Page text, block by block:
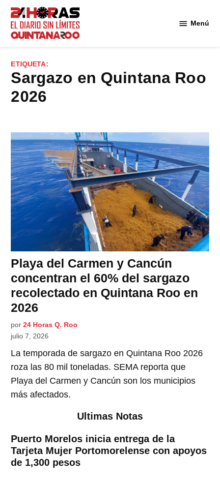
Saltar
contenido
Menú
ETIQUETA:
Sargazo en Quintana Roo
2026
Playa del Carmen y Cancún
concentran el 60% del sargazo
recolectado en Quintana Roo en
2026
por 24 Horas Q. Roo
julio 7, 2026
La temporada de sargazo en Quintana Roo 2026
roza las 80 mil toneladas. SEMA reporta que
Playa del Carmen y Cancún son los municipios
más afectados.
Ultimas Notas
Puerto Morelos inicia entrega de la
Tarjeta Mujer Portomorelense con apoyos
de 1,300 pesos